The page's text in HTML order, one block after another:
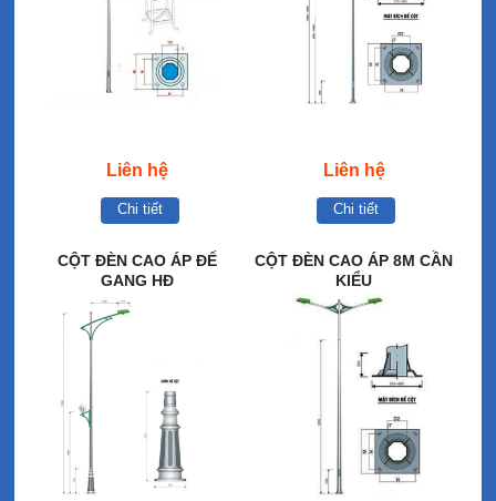
Liên hệ
Chi tiết
Liên hệ
Chi tiết
CỘT ĐÈN CAO ÁP ĐẾ
GANG HĐ
CỘT ĐÈN CAO ÁP 8M CẦN
KIỂU